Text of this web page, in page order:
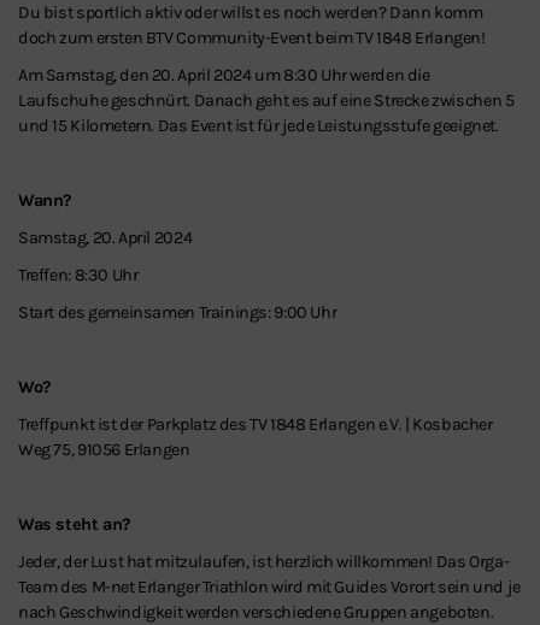
Du bist sportlich aktiv oder willst es noch werden? Dann komm
doch zum ersten BTV Community-Event beim TV 1848 Erlangen!
Am Samstag, den 20. April 2024 um 8:30 Uhr werden die
Laufschuhe geschnürt. Danach geht es auf eine Strecke zwischen 5
und 15 Kilometern. Das Event ist für jede Leistungsstufe geeignet.
Wann?
Samstag, 20. April 2024
Treffen: 8:30 Uhr
Start des gemeinsamen Trainings: 9:00 Uhr
Wo?
Treffpunkt ist der Parkplatz des TV 1848 Erlangen e.V. | Kosbacher
Weg 75, 91056 Erlangen
Was steht an?
Jeder, der Lust hat mitzulaufen, ist herzlich willkommen! Das Orga-
Team des M-net Erlanger Triathlon wird mit Guides Vorort sein und je
nach Geschwindigkeit werden verschiedene Gruppen angeboten.